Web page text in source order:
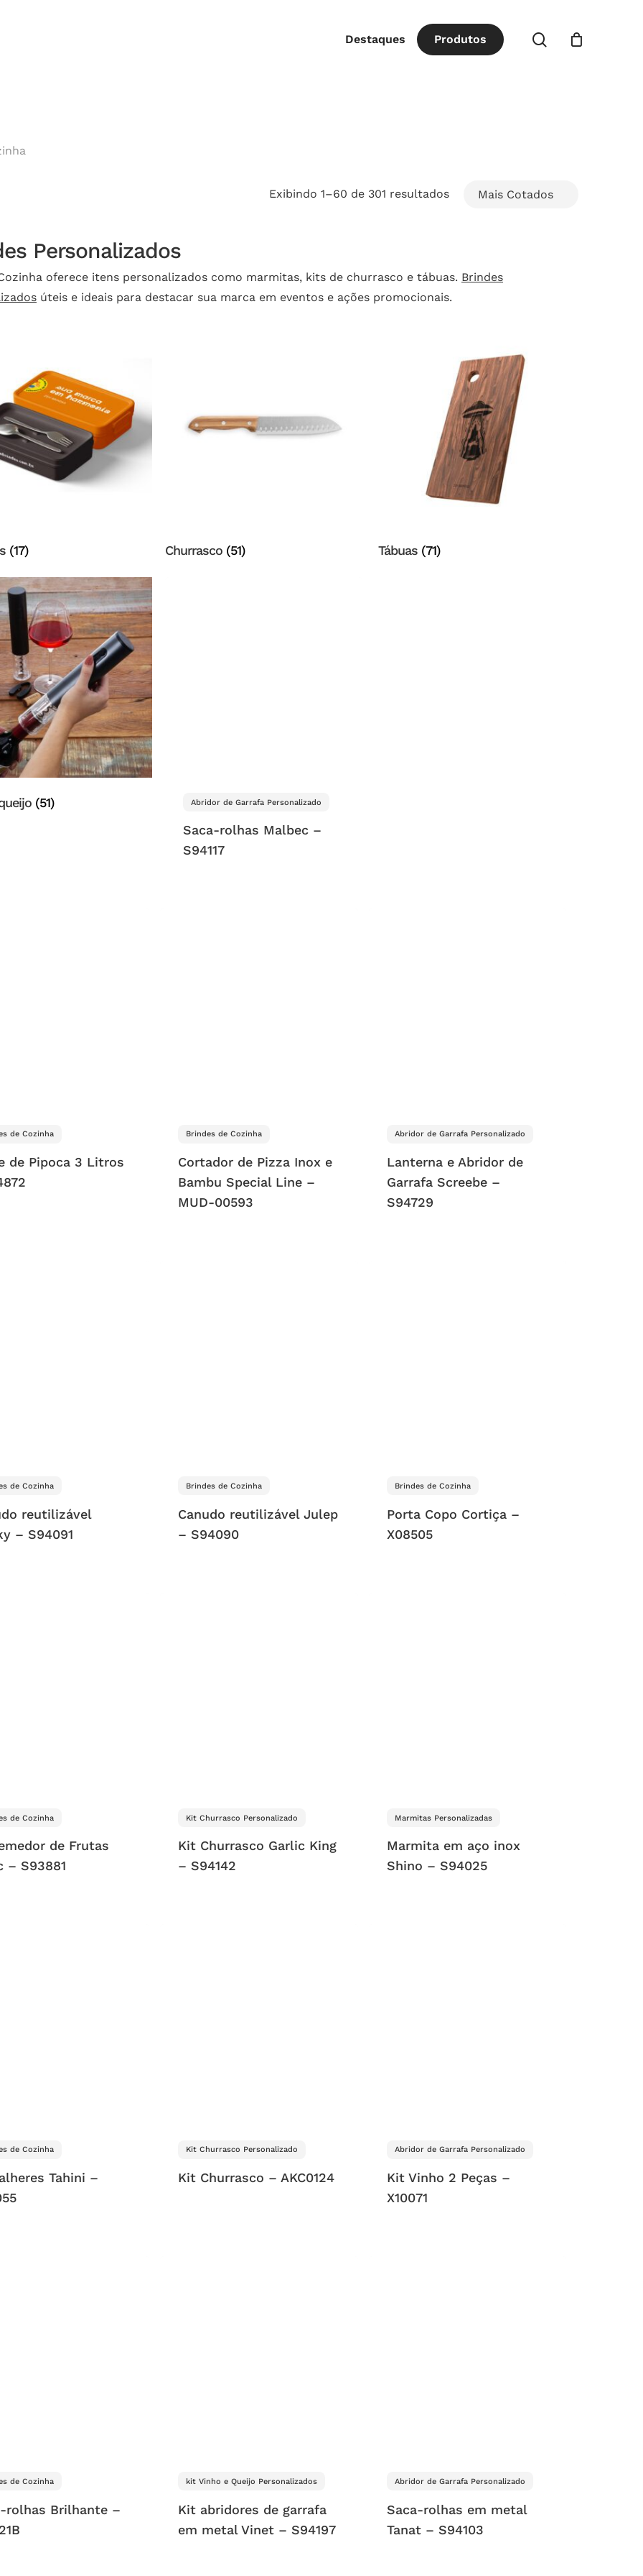
Destaques Produtos procurar
Exibindo 1–60 de 301 resultadosClassificado
Personalizados
oferece itens personalizados como marmitas, kits de churrasco e tábuas. Brindes
úteis e ideais para destacar sua marca em eventos e ações promocionais.
(17) Churrasco (51) Tábuas (71)
(51) Abridor de Garrafa Personalizado
Saca-rolhas Malbec –
S94117
de Cozinha
de Pipoca 3 Litros
Brindes de Cozinha
Cortador de Pizza Inox e
Bambu Special Line –
MUD-00593
Abridor de Garrafa Personalizado
Lanterna e Abridor de
Garrafa Screebe –
S94729
de Cozinha
reutilizável
– S94091
Brindes de Cozinha
Canudo reutilizável Julep
– S94090
Brindes de Cozinha
Porta Copo Cortiça –
X08505
de Cozinha
de Frutas
– S93881
Kit Churrasco Personalizado
Kit Churrasco Garlic King
– S94142
Marmitas Personalizadas
Marmita em aço inox
Shino – S94025
de Cozinha
Tahini –
Kit Churrasco Personalizado
Kit Churrasco – AKC0124
Abridor de Garrafa Personalizado
Kit Vinho 2 Peças –
X10071
de Cozinha
rolhas Brilhante –
kit Vinho e Queijo Personalizados
Kit abridores de garrafa
em metal Vinet – S94197
Abridor de Garrafa Personalizado
Saca-rolhas em metal
Tanat – S94103